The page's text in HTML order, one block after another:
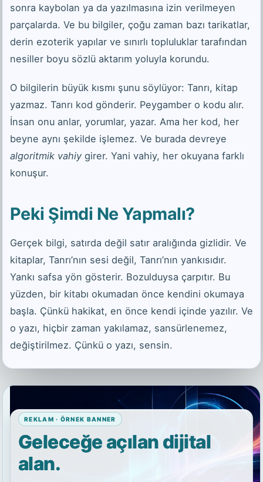
sonra kaybolan ya da yazılmasına izin verilmeyen
parçalarda. Ve bu bilgiler, çoğu zaman bazı tarikatlar,
derin ezoterik yapılar ve sınırlı topluluklar tarafından
nesiller boyu sözlü aktarım yoluyla korundu.
O bilgilerin büyük kısmı şunu söylüyor: Tanrı, kitap
yazmaz. Tanrı kod gönderir. Peygamber o kodu alır.
İnsan onu anlar, yorumlar, yazar. Ama her kod, her
beyne aynı şekilde işlemez. Ve burada devreye
algoritmik vahiy girer. Yani vahiy, her okuyana farklı
konuşur.
Peki Şimdi Ne Yapmalı?
Gerçek bilgi, satırda değil satır aralığında gizlidir. Ve
kitaplar, Tanrı’nın sesi değil, Tanrı’nın yankısıdır.
Yankı safsa yön gösterir. Bozulduysa çarpıtır. Bu
yüzden, bir kitabı okumadan önce kendini okumaya
başla. Çünkü hakikat, en önce kendi içinde yazılır. Ve
o yazı, hiçbir zaman yakılamaz, sansürlenemez,
değiştirilmez. Çünkü o yazı, sensin.
REKLAM · ÖRNEK BANNER
Geleceğe açılan dijital
alan.